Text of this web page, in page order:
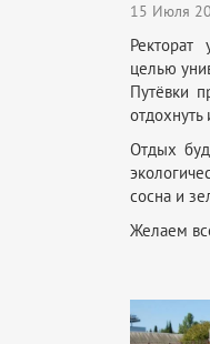
15 Июля
целью
Путёвки
Отдых
сосна и
Желаем